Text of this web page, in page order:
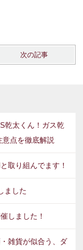
次の記事
乾太くん！ガス乾
点を徹底解説
取り組んでます！
ました
しました！
雑貨が似合う、ダ